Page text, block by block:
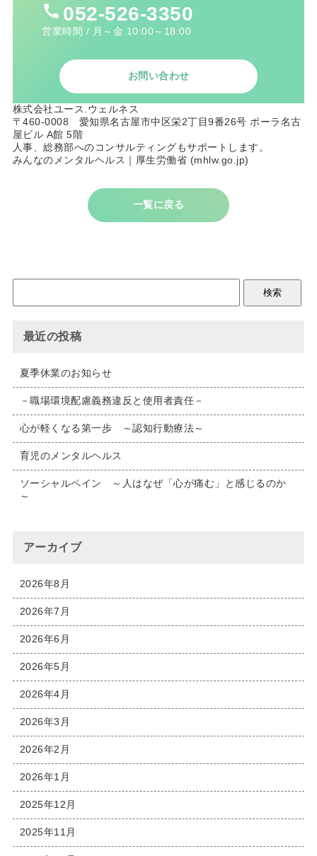
call 052-526-3350
営業時間 / 月～金 10:00～18:00
お問い合わせ
株式会社ユース.ウェルネス
〒460-0008 愛知県名古屋市中区栄2丁目9番26号 ポーラ名古
屋ビル A館 5階
人事、総務部へのコンサルティングもサポートします。
みんなのメンタルヘルス｜厚生労働省 (mhlw.go.jp)
一覧に戻る
最近の投稿
夏季休業のお知らせ
－職場環境配慮義務違反と使用者責任－
心が軽くなる第一歩 ～認知行動療法～
育児のメンタルヘルス
ソーシャルペイン ～人はなぜ「心が痛む」と感じるのか
～
アーカイブ
2026年8月
2026年7月
2026年6月
2026年5月
2026年4月
2026年3月
2026年2月
2026年1月
2025年12月
2025年11月